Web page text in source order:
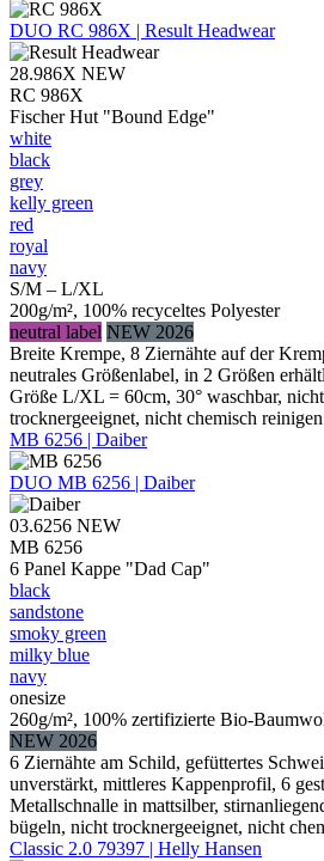
DUO RC 986X | Result Headwear
28.986X NEW
RC 986X
Fischer Hut "Bound Edge"
white
black
grey
kelly green
red
royal
navy
S/M – L/XL
200g/m², 100% recyceltes Polyester
neutral label NEW 2026
Breite Krempe, 8 Ziernähte auf der
neutrales Größenlabel, in 2 Größen
Größe L/XL = 60cm, 30° waschbar,
trocknergeeignet, nicht chemisch reinigen
MB 6256 | Daiber
DUO MB 6256 | Daiber
03.6256 NEW
MB 6256
6 Panel Kappe "Dad Cap"
black
sandstone
smoky green
milky blue
navy
onesize
260g/m², 100% zertifizierte Bio-
NEW 2026
6 Ziernähte am Schild, gefüttertes
unverstärkt, mittleres Kappenprofil, 6
Metallschnalle in mattsilber,
bügeln, nicht trocknergeeignet, nicht
Classic 2.0 79397 | Helly Hansen